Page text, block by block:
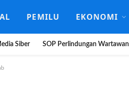
PEMILU EKONOMI
Siber SOP Perlindungan Wartawan